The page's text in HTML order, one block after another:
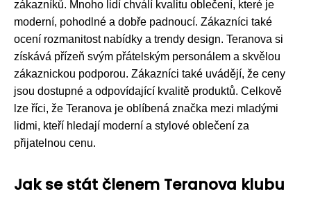
zákazníků. Mnoho lidí chválí kvalitu oblečení, které je
moderní, pohodlné a dobře padnoucí. Zákazníci také
ocení rozmanitost nabídky a trendy design. Teranova si
získává přízeň svým přátelským personálem a skvělou
zákaznickou podporou. Zákazníci také uvádějí, že ceny
jsou dostupné a odpovídající kvalitě produktů. Celkově
lze říci, že Teranova je oblíbená značka mezi mladými
lidmi, kteří hledají moderní a stylové oblečení za
přijatelnou cenu.
Jak se stát členem Teranova klubu